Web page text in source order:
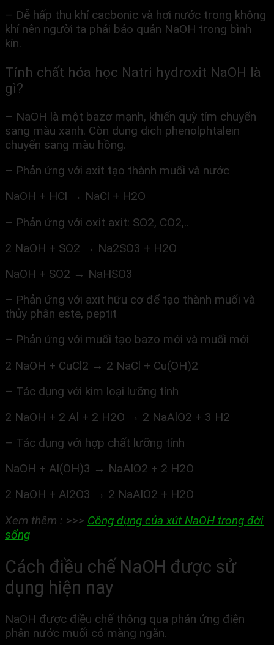
– Dễ hấp thụ khí cacbonic và hơi nước trong không
khí nên người ta phải bảo quản NaOH trong bình
kín.
Tính chất hóa học Natri hydroxit NaOH là
gì?
– NaOH là một bazơ mạnh, khiến quỳ tím chuyển
sang màu xanh. Còn dung dịch phenolphtalein
chuyển sang màu hồng.
– Phản ứng với axit tạo thành muối và nước
NaOH + HCl → NaCl + H2O
– Phản ứng với oxit axit: SO2, CO2,..
2 NaOH + SO2 → Na2SO3 + H2O
NaOH + SO2 → NaHSO3
– Phản ứng với axit hữu cơ để tạo thành muối và
thủy phân este, peptit
– Phản ứng với muối tạo bazo mới và muối mới
2 NaOH + CuCl2 → 2 NaCl + Cu(OH)2
– Tác dụng với kim loại lưỡng tính
2 NaOH + 2 Al + 2 H2O → 2 NaAlO2 + 3 H2
– Tác dụng với hợp chất lưỡng tính
NaOH + Al(OH)3 → NaAlO2 + 2 H2O
2 NaOH + Al2O3 → 2 NaAlO2 + H2O
Xem thêm : >>> Công dụng của xút NaOH trong đời
sống
Cách điều chế NaOH được sử
dụng hiện nay
NaOH được điều chế thông qua phản ứng điện
phân nước muối có màng ngăn.